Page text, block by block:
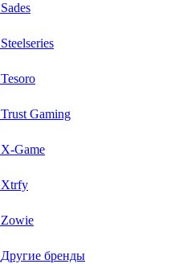
Sades
Steelseries
Tesoro
Trust Gaming
X-Game
Xtrfy
Zowie
Другие бренды